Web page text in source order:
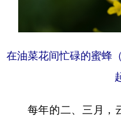
在油菜花间忙碌的蜜蜂
每年的二、三月，